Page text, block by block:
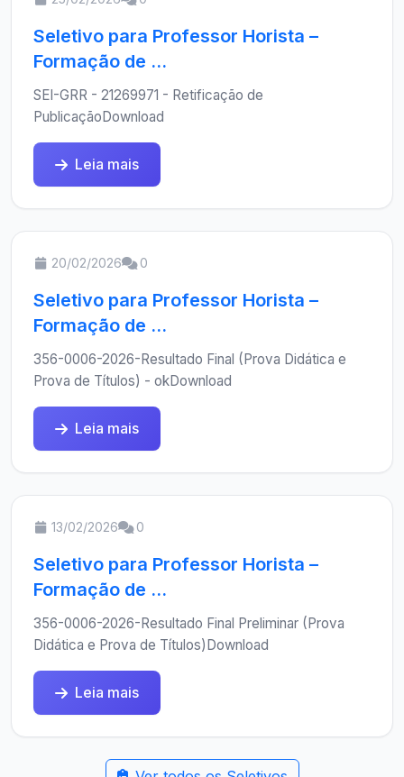
Seletivo para Professor Horista –
Formação de ...
SEI-GRR - 21269971 - Retificação de
PublicaçãoDownload
Leia mais
20/02/2026 0
Seletivo para Professor Horista –
Formação de ...
356-0006-2026-Resultado Final (Prova Didática e
Prova de Títulos) - okDownload
Leia mais
13/02/2026 0
Seletivo para Professor Horista –
Formação de ...
356-0006-2026-Resultado Final Preliminar (Prova
Didática e Prova de Títulos)Download
Leia mais